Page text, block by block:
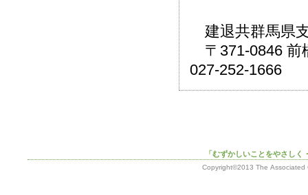
建退共群馬県
〒371-0846 前
027-252-1666
「むずかしいことをやさし
Copyright©2013 The Associated